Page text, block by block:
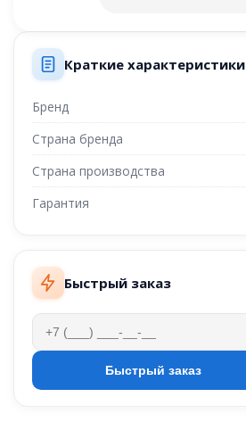
Краткие характеристики
Бренд
Страна бренда
Страна производства
Гарантия
Быстрый заказ